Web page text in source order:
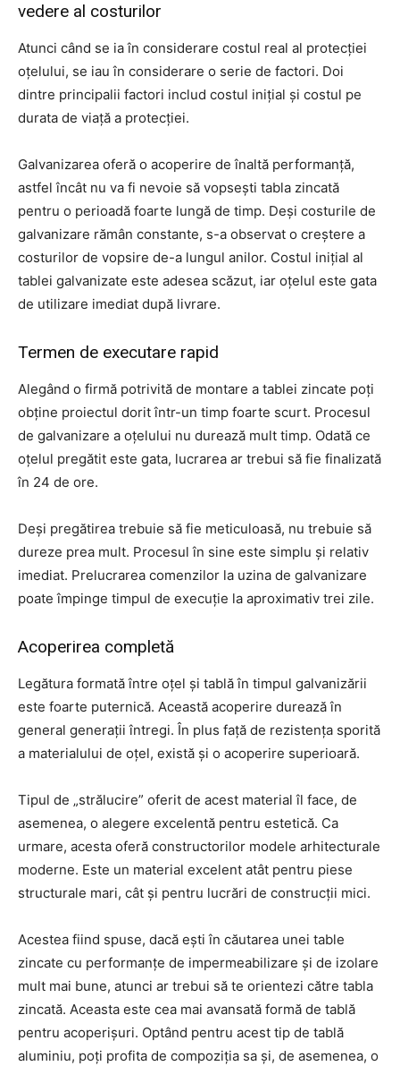
vedere al costurilor
Atunci când se ia în considerare costul real al protecției
oțelului, se iau în considerare o serie de factori. Doi
dintre principalii factori includ costul inițial și costul pe
durata de viață a protecției.
Galvanizarea oferă o acoperire de înaltă performanță,
astfel încât nu va fi nevoie să vopsești tabla zincată
pentru o perioadă foarte lungă de timp. Deși costurile de
galvanizare rămân constante, s-a observat o creștere a
costurilor de vopsire de-a lungul anilor. Costul inițial al
tablei galvanizate este adesea scăzut, iar oțelul este gata
de utilizare imediat după livrare.
Termen de executare rapid
Alegând o firmă potrivită de montare a tablei zincate poți
obține proiectul dorit într-un timp foarte scurt. Procesul
de galvanizare a oțelului nu durează mult timp. Odată ce
oțelul pregătit este gata, lucrarea ar trebui să fie finalizată
în 24 de ore.
Deși pregătirea trebuie să fie meticuloasă, nu trebuie să
dureze prea mult. Procesul în sine este simplu și relativ
imediat. Prelucrarea comenzilor la uzina de galvanizare
poate împinge timpul de execuție la aproximativ trei zile.
Acoperirea completă
Legătura formată între oțel și tablă în timpul galvanizării
este foarte puternică. Această acoperire durează în
general generații întregi. În plus față de rezistența sporită
a materialului de oțel, există și o acoperire superioară.
Tipul de „strălucire” oferit de acest material îl face, de
asemenea, o alegere excelentă pentru estetică. Ca
urmare, acesta oferă constructorilor modele arhitecturale
moderne. Este un material excelent atât pentru piese
structurale mari, cât și pentru lucrări de construcții mici.
Acestea fiind spuse, dacă ești în căutarea unei table
zincate cu performanțe de impermeabilizare și de izolare
mult mai bune, atunci ar trebui să te orientezi către tabla
zincată. Aceasta este cea mai avansată formă de tablă
pentru acoperișuri. Optând pentru acest tip de tablă
aluminiu, poți profita de compoziția sa și, de asemenea, o